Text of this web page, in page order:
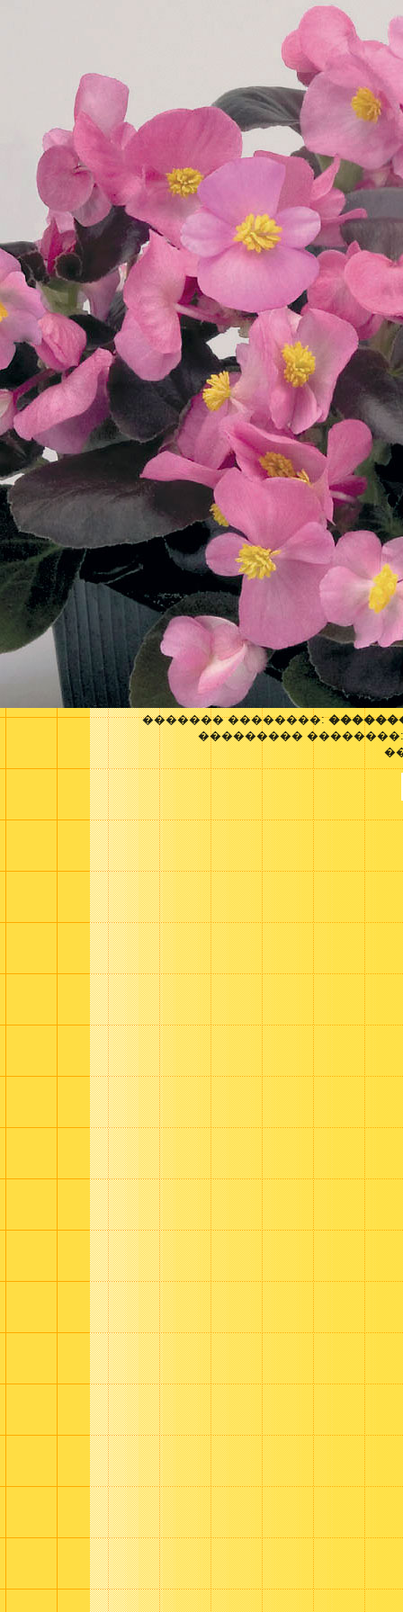
������� ��������:
���������